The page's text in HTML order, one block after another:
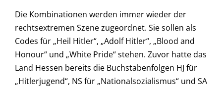
Die Kombinationen werden immer wieder der
rechtsextremen Szene zugeordnet. Sie sollen als
Codes für „Heil Hitler“, „Adolf Hitler“, „Blood and
Honour“ und „White Pride“ stehen. Zuvor hatte das
Land Hessen bereits die Buchstabenfolgen HJ für
„Hitlerjugend“, NS für „Nationalsozialismus“ und SA